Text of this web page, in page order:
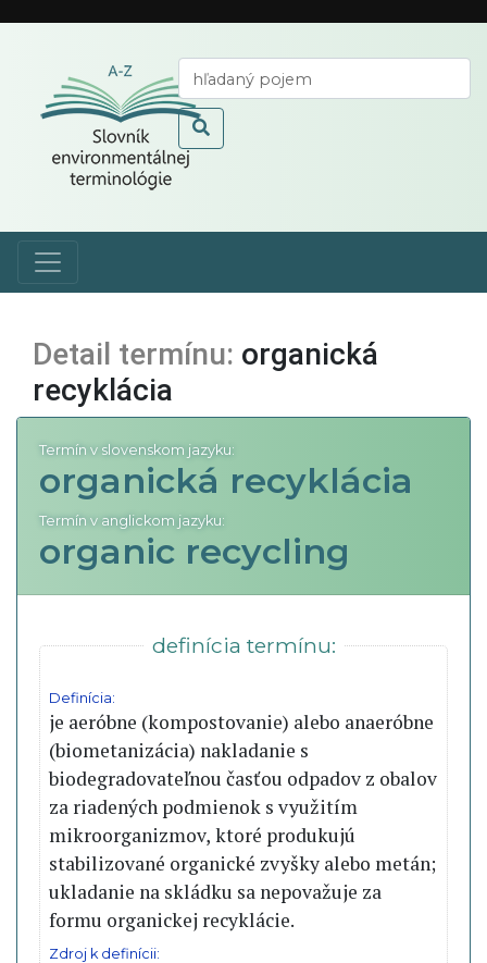
Detail termínu: organická
recyklácia
Termín v slovenskom jazyku:
organická recyklácia
Termín v anglickom jazyku:
organic recycling
definícia termínu:
Definícia:
je aeróbne (kompostovanie) alebo anaeróbne
(biometanizácia) nakladanie s
biodegradovateľnou časťou odpadov z obalov
za riadených podmienok s využitím
mikroorganizmov, ktoré produkujú
stabilizované organické zvyšky alebo metán;
ukladanie na skládku sa nepovažuje za
formu organickej recyklácie.
Zdroj k definícii: